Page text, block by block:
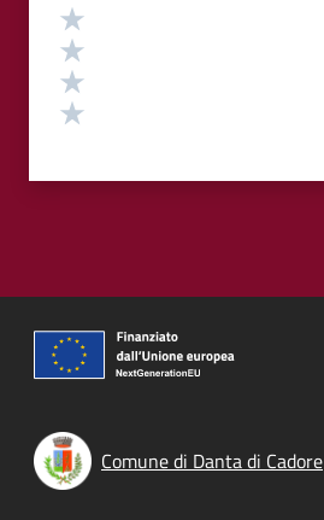
Comune di Danta di Cadore